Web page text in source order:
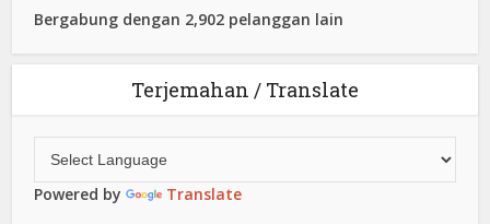
Bergabung dengan 2,902 pelanggan lain
Terjemahan / Translate
Powered by Translate